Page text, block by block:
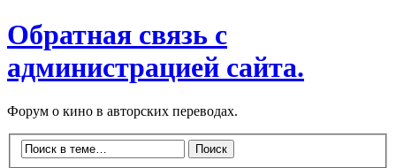
Обратная связь с
администрацией сайта.
Форум о кино в авторских переводах.